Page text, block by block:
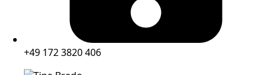
+49 172 3820 406